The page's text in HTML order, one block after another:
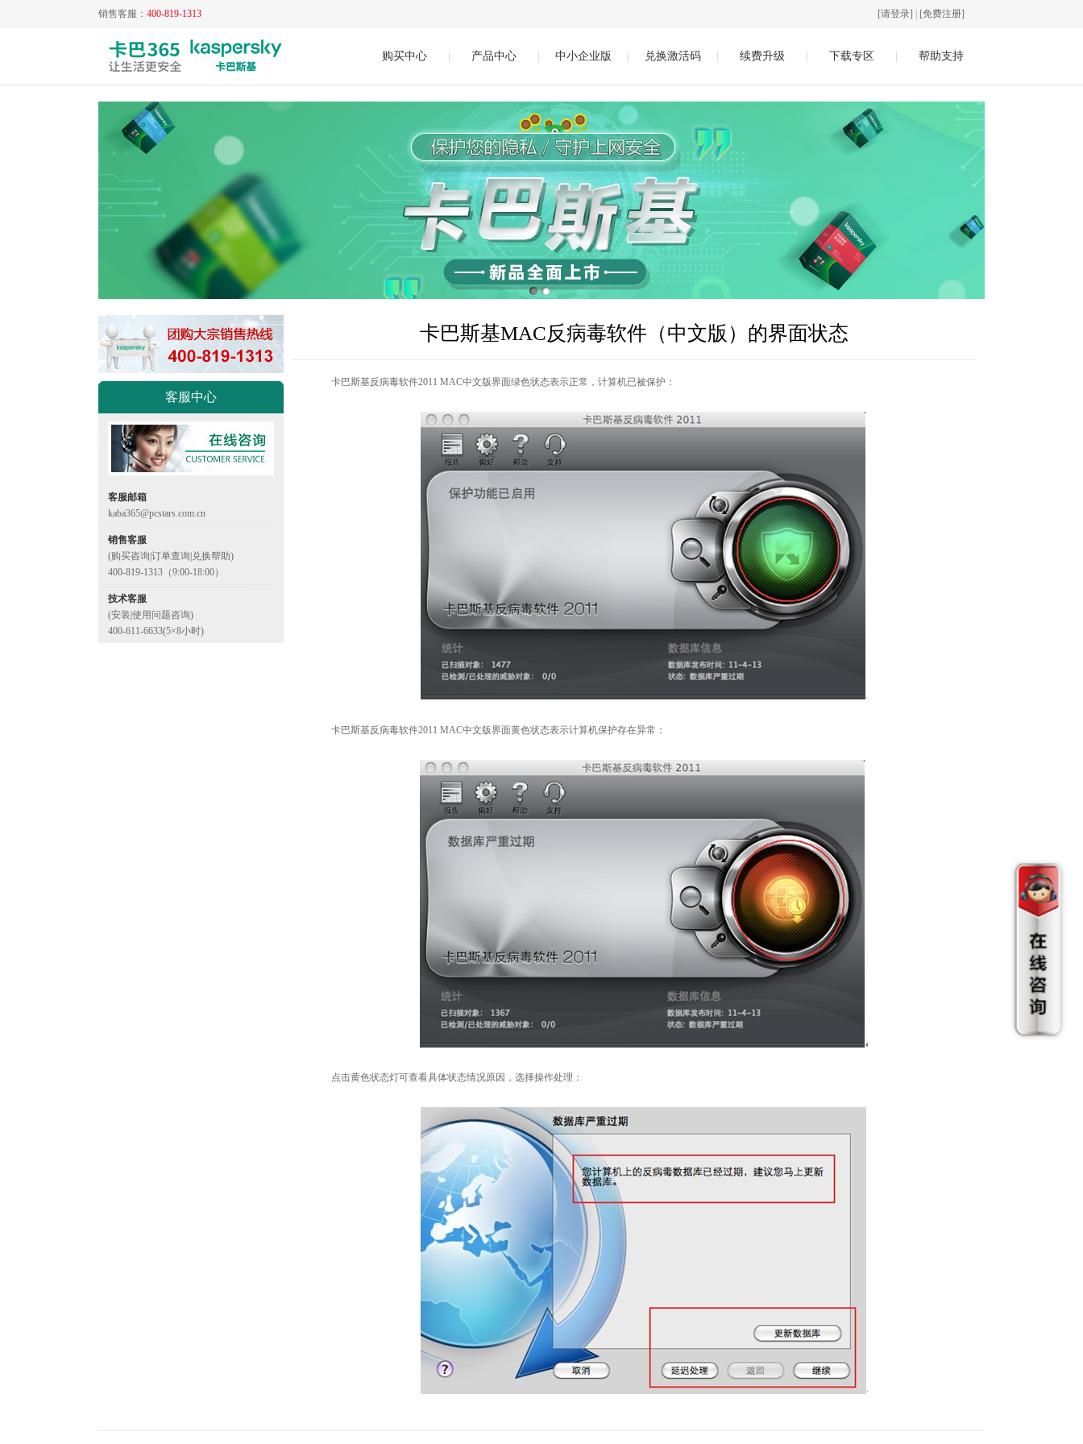
销售客服： 400-819-1313 [请登录] [免费注册]
购买中心 产品中心 中小企业版 兑换激活码 续费升级 下载专区 帮助支持
客服中心
客服邮箱
kaba365@pcstars.com.cn
销售客服
(购买咨询|订单查询|兑换帮助)
400-819-1313（9:00-18:00）
技术客服
(安装|使用问题咨询)
400-611-6633(5×8小时)
卡巴斯基MAC反病毒软件（中文版）的界面状态
卡巴斯基反病毒软件2011 MAC中文版界面绿色状态表示正常，计算机已被保护：
卡巴斯基反病毒软件2011 MAC中文版界面黄色状态表示计算机保护存在异常：
点击黄色状态灯可查看具体状态情况原因，选择操作处理：